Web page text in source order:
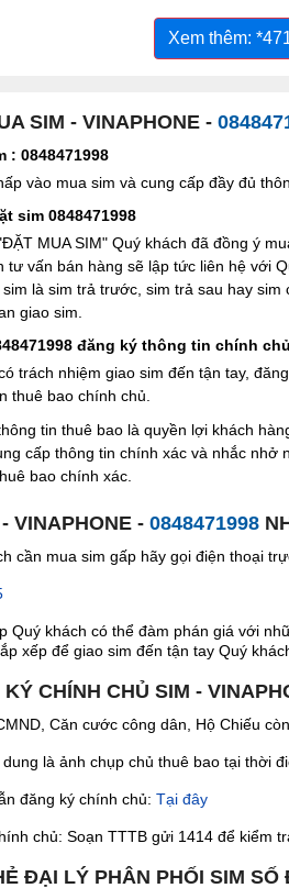
Xem thêm:
SIM - VINAPHONE -
: 0848471998
vào mua sim và cung cấp đầy đủ
sim 0848471998
MUA SIM" Quý khách đã đồng ý
tư vấn bán hàng sẽ lập tức liên hệ với
là sim trả trước, sim trả sau hay
giao sim.
đăng ký thông tin chính
trách nhiệm giao sim đến tận tay,
thuê bao chính chủ.
tin thuê bao là quyền lợi khách
cấp thông tin chính xác và nhắc
bao chính xác.
VINAPHONE - 0848471998
cần mua sim gấp hãy gọi điện thoại
Quý khách có thể đàm phán giá với
xếp để giao sim đến tận tay Quý
CHÍNH CHỦ SIM -
Căn cước công dân, Hộ Chiếu
là ảnh chụp chủ thuê bao tại thời
đăng ký chính chủ: Tại đây
chủ: Soạn TTTB gửi 1414 để kiểm
ĐẠI LÝ PHÂN PHỐI SIM SỐ